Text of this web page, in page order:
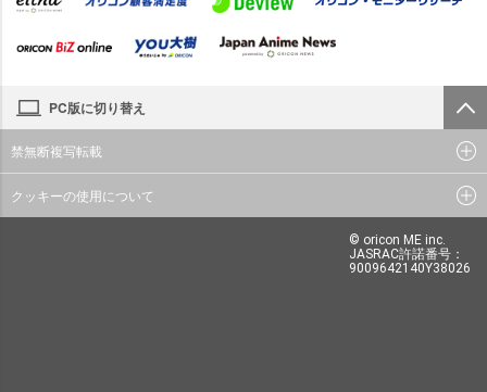
PC版に切り替え
禁無断複写転載
クッキーの使用について
© oricon ME inc.
JASRAC許諾番号：
9009642140Y38026